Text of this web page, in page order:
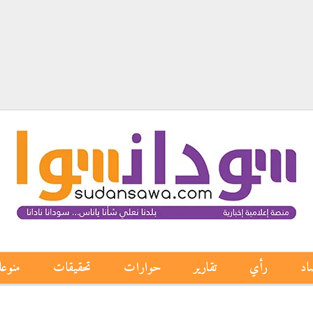
رأي تقارير حوارات تحقيقات